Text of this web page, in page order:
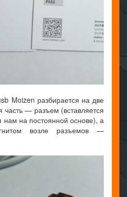
Moizen разбирается на две
— разъем (вставляется
нам на постоянной основе), а
возле разъемов —